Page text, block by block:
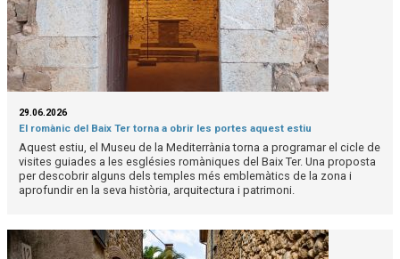
29.06.2026
El romànic del Baix Ter torna a obrir les portes aquest estiu
Aquest estiu, el Museu de la Mediterrània torna a programar el cicle de
visites guiades a les esglésies romàniques del Baix Ter. Una proposta
per descobrir alguns dels temples més emblemàtics de la zona i
aprofundir en la seva història, arquitectura i patrimoni.